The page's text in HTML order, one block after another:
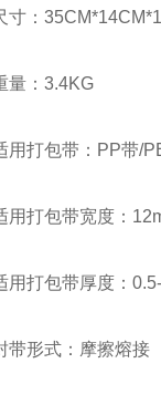
：
：3.4KG
打包带：PP带/
包带宽度：
包带厚度：0.5-
形式：摩擦熔接